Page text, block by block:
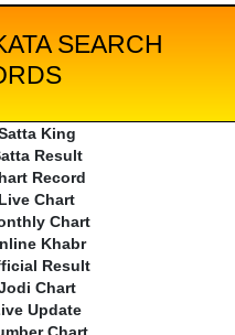
SEARCH
King
Result
Record
Chart
Chart
Khabr
Result
Chart
Update